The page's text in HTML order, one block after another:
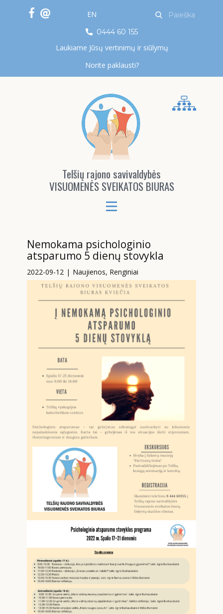
0444 60 155
Laukiame Jūsų vertinimų ir siūlymų
Norite paklausti?
EN
Telšių rajono savivaldybės
VISUOMENĖS SVEIKATOS BIURAS
Nemokama psichologinio
atsparumo 5 dienų stovykla
2022-09-12 Naujienos, Renginiai